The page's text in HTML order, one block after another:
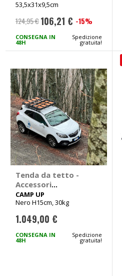
53,5x31x9,5cm
124,95 € Prezzo
speciale
106,21 € -15%
CONSEGNA IN
48H
Spedizione
gratuita!
Tenda da tetto -
Accessori
Piattaforma
multifunzione
CAMP UP
Nero H15cm, 30kg
1.049,00 €
CONSEGNA IN
48H
Spedizione
gratuita!